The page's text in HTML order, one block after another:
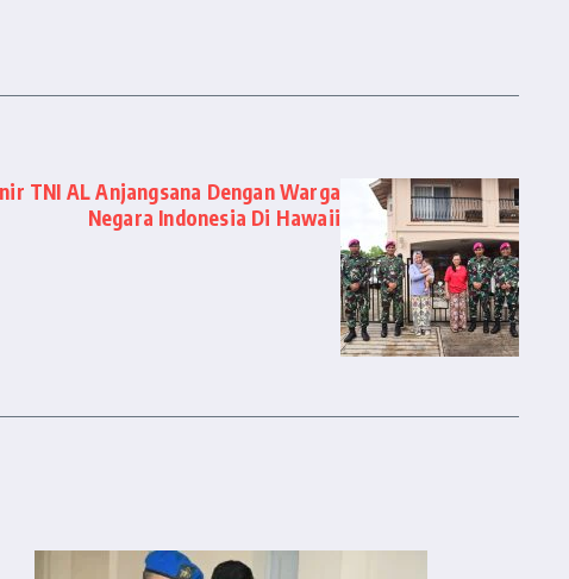
TNI AL Anjangsana Dengan Warga
Negara Indonesia Di Hawaii